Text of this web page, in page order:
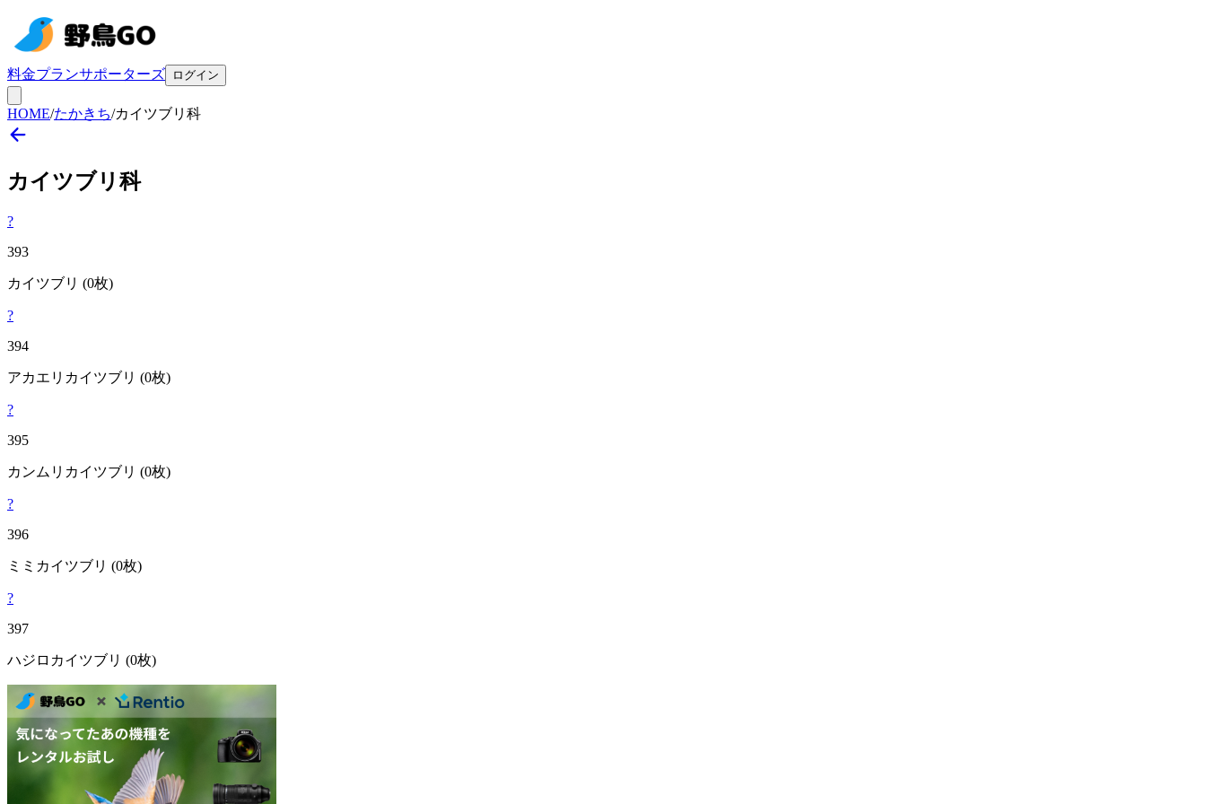
料金プランサポーターズ ログイン
HOME/たかきち/カイツブリ科
カイツブリ 科
?
393
カイツブリ (0枚)
?
394
アカエリカイツブリ (0枚)
?
395
カンムリカイツブリ (0枚)
?
396
ミミカイツブリ (0枚)
?
397
ハジロカイツブリ (0枚)